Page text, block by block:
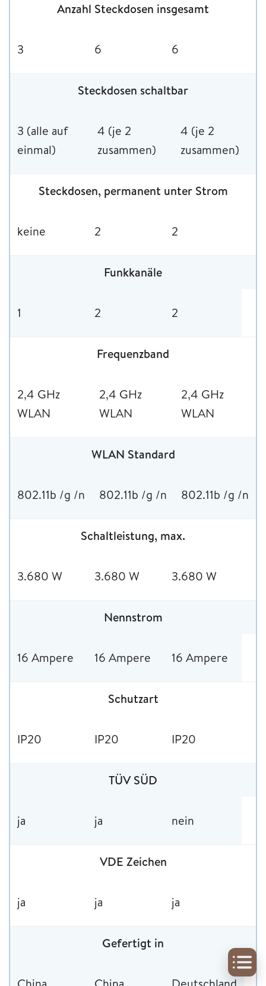
Anzahl Steckdosen insgesamt
3 6 6
Steckdosen schaltbar
3 (alle auf
einmal)
4 (je 2
zusammen)
4 (je 2
zusammen)
Steckdosen, permanent unter Strom
keine 2 2
Funkkanäle
1 2 2
Frequenzband
2,4 GHz
WLAN
2,4 GHz
WLAN
2,4 GHz
WLAN
WLAN Standard
802.11b /g /n 802.11b /g /n 802.11b /g /n
Schaltleistung, max.
3.680 W 3.680 W 3.680 W
Nennstrom
16 Ampere 16 Ampere 16 Ampere
Schutzart
IP20 IP20 IP20
TÜV SÜD
ja ja nein
VDE Zeichen
ja ja ja
Gefertigt in